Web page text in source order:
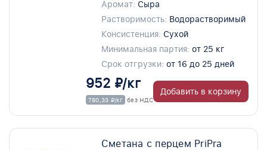
Аромат: Сыра
Растворимость: Водорастворимый
Консистенция: Сухой
Минимальная партия: от 25 кг
Срок отгрузки: от 16 до 25 дней
952 ₽/кг
780,33 ₽/кг без НДС
Добавить в корзину
Сметана с перцем PriPra